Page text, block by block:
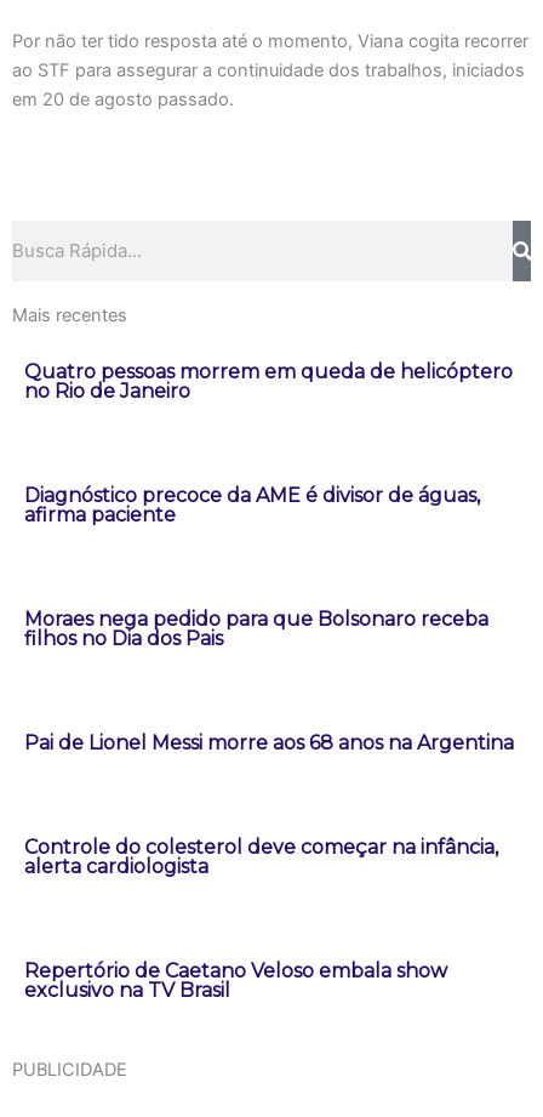
Por não ter tido resposta até o momento, Viana cogita recorrer
ao STF para assegurar a continuidade dos trabalhos, iniciados
em 20 de agosto passado.
Mais recentes
Quatro pessoas morrem em queda de helicóptero
no Rio de Janeiro
Diagnóstico precoce da AME é divisor de águas,
afirma paciente
Moraes nega pedido para que Bolsonaro receba
filhos no Dia dos Pais
Pai de Lionel Messi morre aos 68 anos na Argentina
Controle do colesterol deve começar na infância,
alerta cardiologista
Repertório de Caetano Veloso embala show
exclusivo na TV Brasil
PUBLICIDADE